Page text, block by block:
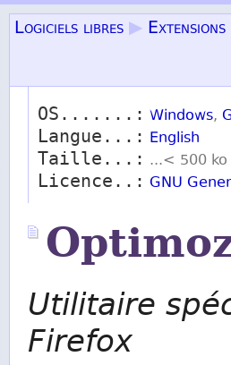
Logiciels libres ▶
OS.......: Windows,
Langue...: English
Taille...: ...< 500 ko
Licence..: GNU
Utilitaire
Firefox